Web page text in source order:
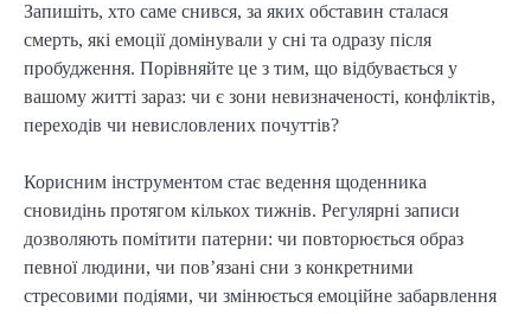
Запишіть, хто саме снився, за яких обставин сталася
смерть, які емоції домінували у сні та одразу після
пробудження. Порівняйте це з тим, що відбувається у
вашому житті зараз: чи є зони невизначеності, конфліктів,
переходів чи невисловлених почуттів?
Корисним інструментом стає ведення щоденника
сновидінь протягом кількох тижнів. Регулярні записи
дозволяють помітити патерни: чи повторюється образ
певної людини, чи пов’язані сни з конкретними
стресовими подіями, чи змінюється емоційне забарвлення